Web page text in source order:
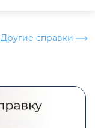
Другие справки